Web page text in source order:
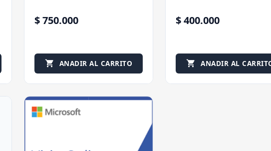
$ 750.000
 ANADIR AL CARRITO
$ 400.000
 ANADIR AL